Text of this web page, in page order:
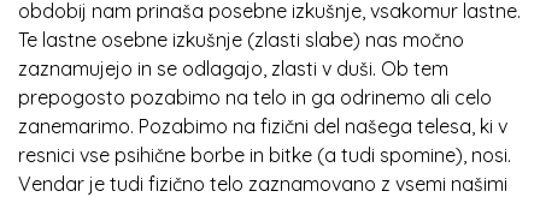
obdobij nam prinaša posebne izkušnje, vsakomur lastne.
Te lastne osebne izkušnje (zlasti slabe) nas močno
zaznamujejo in se odlagajo, zlasti v duši. Ob tem
prepogosto pozabimo na telo in ga odrinemo ali celo
zanemarimo. Pozabimo na fizični del našega telesa, ki v
resnici vse psihične borbe in bitke (a tudi spomine), nosi.
Vendar je tudi fizično telo zaznamovano z vsemi našimi